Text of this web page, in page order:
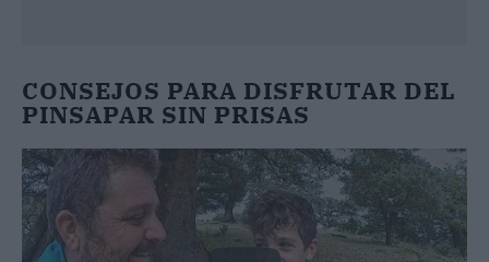
CONSEJOS PARA DISFRUTAR DEL
PINSAPAR SIN PRISAS